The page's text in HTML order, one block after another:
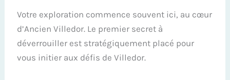
Votre exploration commence souvent ici, au cœur
d’Ancien Villedor. Le premier secret à
déverrouiller est stratégiquement placé pour
vous initier aux défis de Villedor.